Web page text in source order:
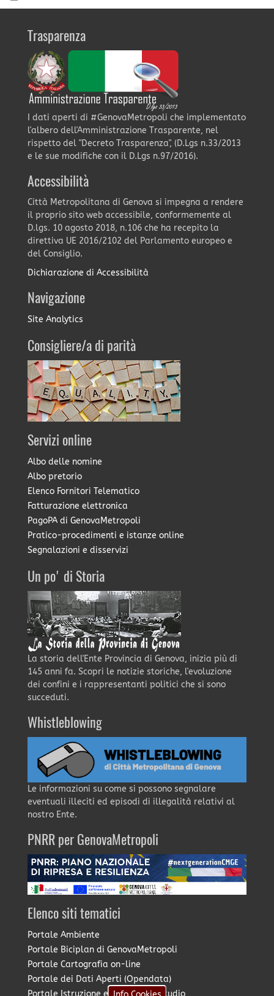
Trasparenza
I dati aperti di #GenovaMetropoli che implementato
l'albero dell'Amministrazione Trasparente, nel
rispetto del "Decreto Trasparenza", (D.Lgs n.33/2013
e le sue modifiche con il D.Lgs n.97/2016).
Accessibilità
Città Metropolitana di Genova si impegna a rendere
il proprio sito web accessibile, conformemente al
D.lgs. 10 agosto 2018, n.106 che ha recepito la
direttiva UE 2016/2102 del Parlamento europeo e
del Consiglio.
Dichiarazione di Accessibilità
Navigazione
Site Analytics
Consigliere/a di parità
Servizi online
Albo delle nomine
Albo pretorio
Elenco Fornitori Telematico
Fatturazione elettronica
PagoPA di GenovaMetropoli
Pratico-procedimenti e istanze online
Segnalazioni e disservizi
Un po' di Storia
La storia dell'Ente Provincia di Genova, inizia più di
145 anni fa. Scopri le notizie storiche, l'evoluzione
dei confini e i rappresentanti politici che si sono
succeduti.
Whistleblowing
Le informazioni su come si possono segnalare
eventuali illeciti ed episodi di illegalità relativi al
nostro Ente.
PNRR per GenovaMetropoli
Elenco siti tematici
Portale Ambiente
Portale Biciplan di GenovaMetropoli
Portale Cartografia on-line
Portale dei Dati Aperti (Opendata)